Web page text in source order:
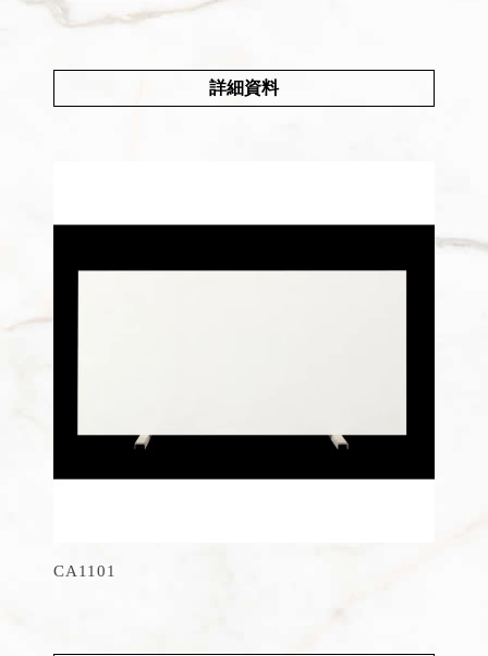
詳細資料
CA1101